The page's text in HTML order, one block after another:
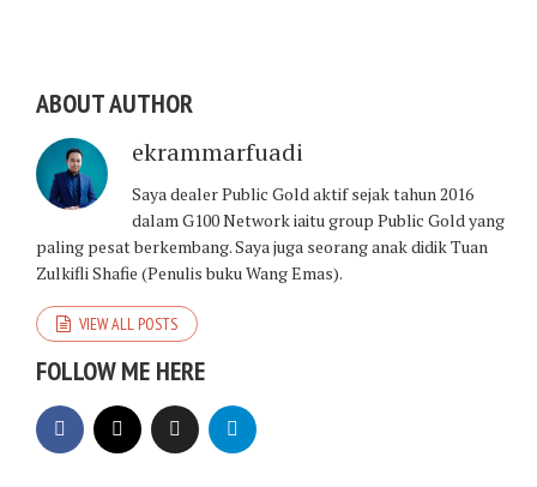
ABOUT AUTHOR
ekrammarfuadi
Saya dealer Public Gold aktif sejak tahun 2016
dalam G100 Network iaitu group Public Gold yang
paling pesat berkembang. Saya juga seorang anak didik Tuan
Zulkifli Shafie (Penulis buku Wang Emas).
VIEW ALL POSTS
FOLLOW ME HERE